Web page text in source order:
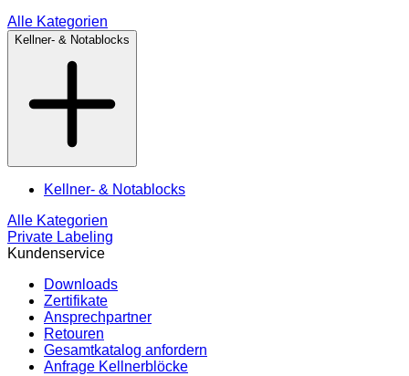
Alle Kategorien
Kellner- & Notablocks
Kellner- & Notablocks
Alle Kategorien
Private Labeling
Kundenservice
Downloads
Zertifikate
Ansprechpartner
Retouren
Gesamtkatalog anfordern
Anfrage Kellnerblöcke